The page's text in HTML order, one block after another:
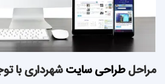
مراحلطراحی سایتشهرداری با